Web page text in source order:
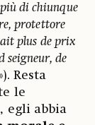
di chiunque
protettore
plus de prix
seigneur, de
Resta
le
egli abbia